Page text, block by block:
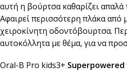
αυτή η βούρτσα καθαρίζει απαλά
Αφαιρεί περισσότερη πλάκα από
χειροκίνητη οδοντόβουρτσα.
αυτοκόλλητα με θέμα, για να
Oral-B Pro kids3+ Superpowered